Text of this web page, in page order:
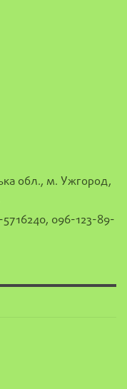
обл., м. Ужгород,
096-123-89-